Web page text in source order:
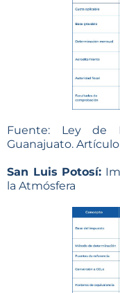
Fuente: Ley de
Guanajuato. Artículo
San Luis Potosí:
la Atmósfera